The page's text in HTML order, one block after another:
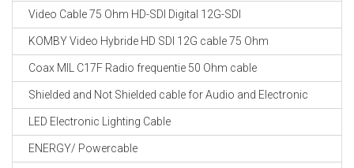
Video Cable 75 Ohm HD-SDI Digital 12G-SDI
KOMBY Video Hybride HD SDI 12G cable 75 Ohm
Coax MIL C17F Radio frequentie 50 Ohm cable
Shielded and Not Shielded cable for Audio and Electronic
LED Electronic Lighting Cable
ENERGY/ Powercable